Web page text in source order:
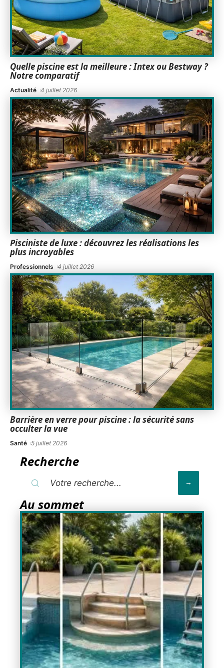
Quelle piscine est la meilleure : Intex ou Bestway ?
Notre comparatif
Actualité 4 juillet 2026
Pisciniste de luxe : découvrez les réalisations les
plus incroyables
Professionnels 4 juillet 2026
Barrière en verre pour piscine : la sécurité sans
occulter la vue
Santé 5 juillet 2026
Recherche
Au sommet